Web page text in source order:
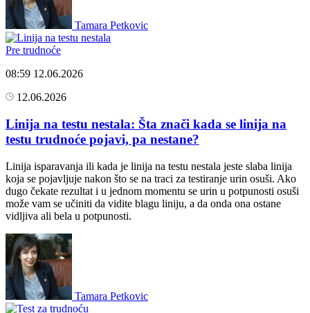
Tamara Petkovic
Pre trudnoće
08:59 12.06.2026
12.06.2026
Linija na testu nestala: Šta znači kada se linija na
testu trudnoće pojavi, pa nestane?
Linija isparavanja ili kada je linija na testu nestala jeste slaba linija
koja se pojavljuje nakon što se na traci za testiranje urin osuši. Ako
dugo čekate rezultat i u jednom momentu se urin u potpunosti osuši
može vam se učiniti da vidite blagu liniju, a da onda ona ostane
vidljiva ali bela u potpunosti.
Tamara Petkovic